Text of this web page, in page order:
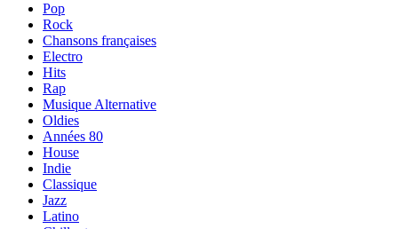
Pop
Rock
Chansons françaises
Electro
Hits
Rap
Musique Alternative
Oldies
Années 80
House
Indie
Classique
Jazz
Latino